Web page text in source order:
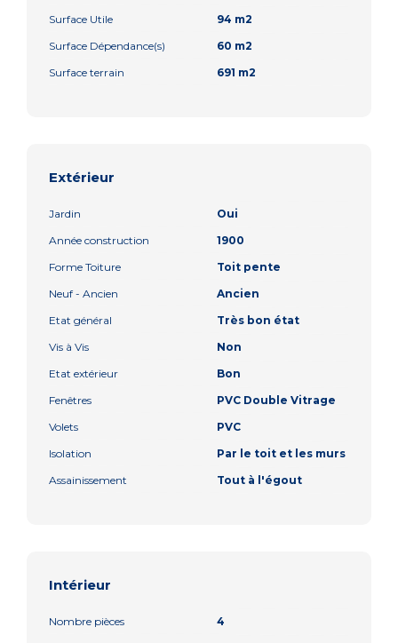
Surface Utile
94 m2
Surface Dépendance(s)
60 m2
Surface terrain
691 m2
Extérieur
Jardin
Oui
Année construction
1900
Forme Toiture
Toit pente
Neuf - Ancien
Ancien
Etat général
Très bon état
Vis à Vis
Non
Etat extérieur
Bon
Fenêtres
PVC Double Vitrage
Volets
PVC
Isolation
Par le toit et les murs
Assainissement
Tout à l'égout
Intérieur
Nombre pièces
4